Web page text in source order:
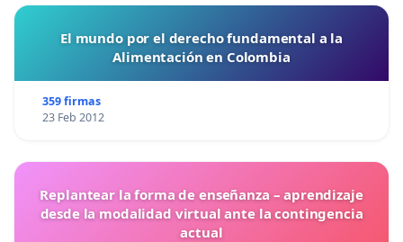
El mundo por el derecho fundamental a la
Alimentación en Colombia
359 firmas
23 Feb 2012
Replantear la forma de enseñanza – aprendizaje
desde la modalidad virtual ante la contingencia
actual